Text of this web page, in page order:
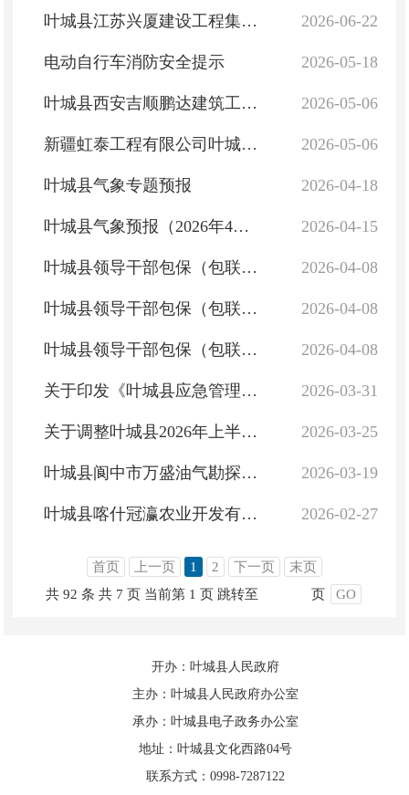
2026-06-22
叶城县江苏兴厦建设工程集团有限公司“4·3”一般高处坠落事故调查报告
2026-05-18
电动自行车消防安全提示
2026-05-06
叶城县西安吉顺鹏达建筑工程有限公司“8·31”一般高处坠落事故防范和整改措施落实情况评估报告
2026-05-06
新疆虹泰工程有限公司叶城县石榴嘉苑二期建设项目“10·3”一般高处坠落事故评估报告
2026-04-18
叶城县气象专题预报
2026-04-15
叶城县气象预报（2026年4月15日）
2026-04-08
叶城县领导干部包保（包联）地下矿山基本情况一览表
2026-04-08
叶城县领导干部包保（包联）尾矿库基本情况一览表
2026-04-08
叶城县领导干部包保（包联）露天矿山基本情况一览表
2026-03-31
关于印发《叶城县应急管理局2026年度安全生产执法检查工作计划》的通知
2026-03-25
关于调整叶城县2026年上半年消防安全重点单位和火灾高位单位的公告
2026-03-19
叶城县阆中市万盛油气勘探有限责任公司“6·5”一般高处坠落事故调查报告
2026-02-27
叶城县喀什冠瀛农业开发有限公司“12·8”一般车辆伤害亡人事故调查报告
首页 上一页 1 2 下一页
末页
共 92 条 共 7 页 当前第 1 页 跳转至 页 GO
开办：叶城县人民政府
主办：叶城县人民政府办公室
承办：叶城县电子政务办公室
地址：叶城县文化西路04号
联系方式：0998-7287122